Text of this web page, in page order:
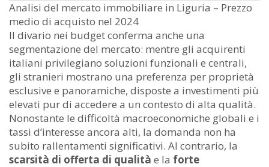
Analisi del mercato immobiliare in Liguria – Prezzo
medio di acquisto nel 2024
Il divario nei budget conferma anche una
segmentazione del mercato: mentre gli acquirenti
italiani privilegiano soluzioni funzionali e centrali,
gli stranieri mostrano una preferenza per proprietà
esclusive e panoramiche, disposte a investimenti più
elevati pur di accedere a un contesto di alta qualità.
Nonostante le difficoltà macroeconomiche globali e i
tassi d’interesse ancora alti, la domanda non ha
subito rallentamenti significativi. Al contrario, la
scarsità di offerta di qualità e la forte